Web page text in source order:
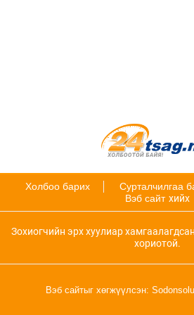
Холбоо барих Сурталчилгаа
Вэб сайт хийх
Зохиогчийн эрх хуулиар
хориотой.
Вэб сайтыг хөгжүүлсэн: